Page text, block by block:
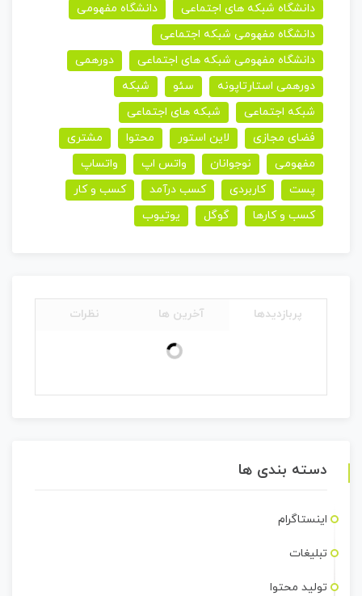
دانشگاه شبکه های اجتماعی
دانشگاه مفهومی
دانشگاه مفهومی شبکه اجتماعی
دانشگاه مفهومی شبکه های اجتماعی
دورهمی
دورهمی استارتاپونه
سئو
شبکه
شبکه اجتماعی
شبکه های اجتماعی
فضای مجازی
لاین استور محتوا
مشتری
مفهومی
نوجوانان واتس اپ
واتساپ
پست
کاربردی کسب درآمد
کسب و کار
کسب و کارها
گوگل یوتیوب
پربازدیدها آخرین ها نظرات
دسته بندی ها
اینستاگرام
تبلیغات
تولید محتوا